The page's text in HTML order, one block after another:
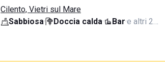
Cilento, Vietri sul Mare
Sabbiosa· Doccia calda· Bar·e altri 2…